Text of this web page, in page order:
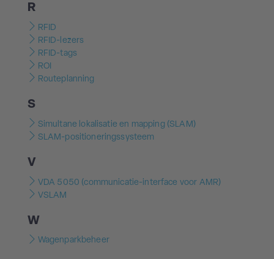
R
RFID
RFID-lezers
RFID-tags
ROI
Routeplanning
S
Simultane lokalisatie en mapping (SLAM)
SLAM-positioneringssysteem
V
VDA 5050 (communicatie-interface voor AMR)
VSLAM
W
Wagenparkbeheer